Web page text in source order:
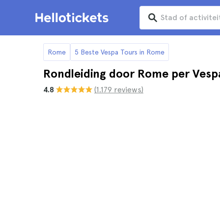
Rome 5 Beste Vespa Tours in Rome
Rondleiding door Rome per
4.8 (1.179 reviews)